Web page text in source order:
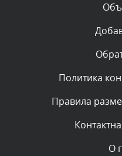
Комментарий
Текст комментария
администратором.
Комментарий
администратором.
Комментарий
Политика
Правила
О